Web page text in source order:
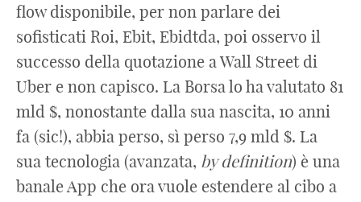
flow disponibile, per non parlare dei
sofisticati Roi, Ebit, Ebidtda, poi osservo il
successo della quotazione a Wall Street di
Uber e non capisco. La Borsa lo ha valutato 81
mld $, nonostante dalla sua nascita, 10 anni
fa (sic!), abbia perso, sì perso 7,9 mld $. La
sua tecnologia (avanzata, by definition) è una
banale App che ora vuole estendere al cibo a